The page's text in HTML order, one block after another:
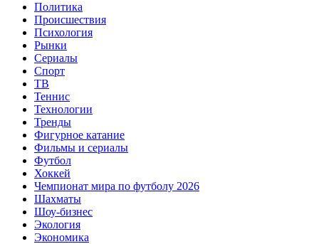
Политика
Происшествия
Психология
Рынки
Сериалы
Спорт
ТВ
Теннис
Технологии
Тренды
Фигурное катание
Фильмы и сериалы
Футбол
Хоккей
Чемпионат мира по футболу 2026
Шахматы
Шоу-бизнес
Экология
Экономика